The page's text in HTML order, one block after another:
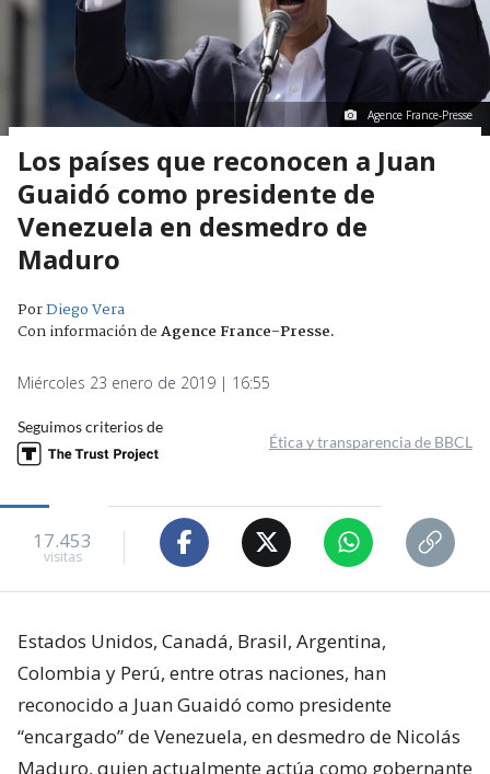
Agence France-Presse
Los países que reconocen a Juan
Guaidó como presidente de
Venezuela en desmedro de
Maduro
PorDiego Vera
Con información deAgence France-Presse.
Miércoles 23 enero de 2019 | 16:55
Seguimos criterios de
Ética y transparencia de BBCL
17.453
visitas
Estados Unidos, Canadá, Brasil, Argentina,
Colombia y Perú, entre otras naciones, han
reconocido a Juan Guaidó como presidente
“encargado” de Venezuela, en desmedro de Nicolás
Maduro, quien actualmente actúa como gobernante